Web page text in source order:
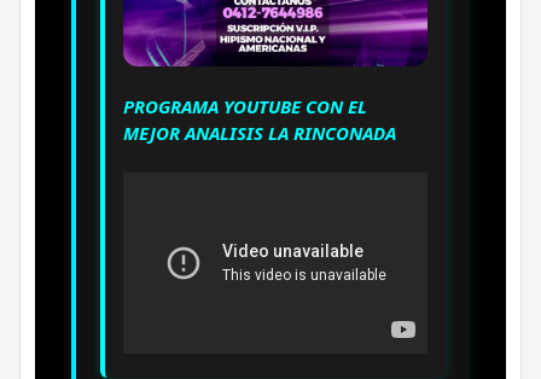
PROGRAMA YOUTUBE CON EL
MEJOR ANALISIS LA RINCONADA